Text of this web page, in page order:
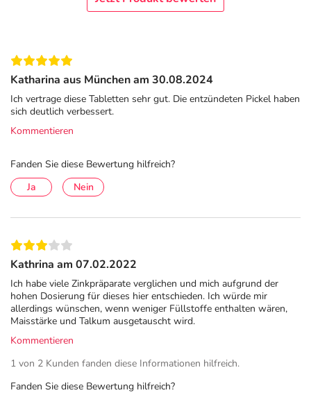
vorhanden. Ein Zinkmangel kann sich in verschiedenen
Juckreiz oder die Haut reagiert mit Überempfindlichkeit
und Allergien. Zink kann bei Hautproblemen z.B. eine
übermäßige Talgproduktion drosseln sowie die
Wundheilung und eine gesunde Hauterneuerung fördern.
Der Zinkbedarf ist in der Schwangerschaft 50 % höher als
bei Nichtschwangeren und auch in der Stillzeit besteht
Muttermilch mit ausreichend Zink zu versorgen. Eine
zusätzliche Zufuhr des Spurenelements fördert die
gesunde Entwicklung des Kindes, kann den Folgen eines
Zinkmangels bei der Mutter vorbeugen und die Bildung
von Keratin und Kollagen für ein gesundes Haarwachstum
unterstützen.
Personen mit Diabetes haben ein erhöhtes Risiko für
wechsels wird Zink bei Diabetes schlechter
Katharina aus München am 30.08.2024
Ich vertrage diese Tabletten sehr gut. Die entzündeten Pickel haben
sich deutlich verbessert.
Kommentieren
Fanden Sie diese Bewertung hilfreich?
Ja
Nein
Kathrina am 07.02.2022
Ich habe viele Zinkpräparate verglichen und mich aufgrund der
hohen Dosierung für dieses hier entschieden. Ich würde mir
allerdings wünschen, wenn weniger Füllstoffe enthalten wären,
Maisstärke und Talkum ausgetauscht wird.
Kommentieren
1 von 2 Kunden fanden diese Informationen hilfreich.
Fanden Sie diese Bewertung hilfreich?